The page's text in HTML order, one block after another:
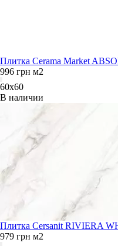
Плитка Cerama Market
996 грн м2
60x60
В наличии
Плитка Cersanit RIVIERA
979 грн м2